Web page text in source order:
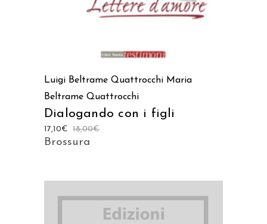
Luigi Beltrame Quattrocchi Maria
Beltrame Quattrocchi
Dialogando con i figli
18,00€
17,10€
Brossura